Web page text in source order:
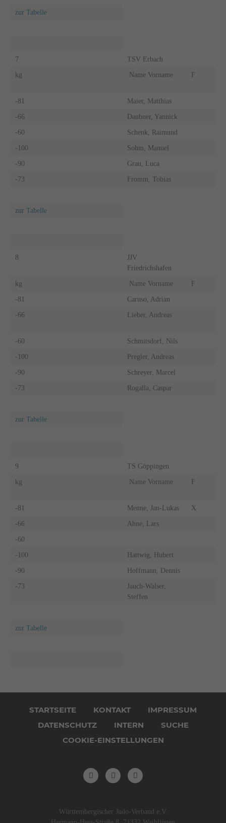
zur Tabelle
7 TSV Erbach
kg Name Vorname F
-81 Maier, Matthias
-66 Daubner, Yannick
-60 Schenk, Raimund
-100 Sohm, Manuel
-90 Grau, Luca
-73 Fromm, Tobias
zur Tabelle
8
JJV
Friedrichshafen
kg Name Vorname F
-81 Caruso, Adrian
-66 Lieber, Andreas
-60 Schmitsdorf, Nils
-100 Pregler, Andreas
-90 Schreyer, Marcel
-73 Rogalla, Caspar
zur Tabelle
9 TS Göppingen
kg Name Vorname F
-81 Menne, Jan-Lukas X
-66 Ahne, Lars
-60
-100 Hattwig, Hubert
-90 Hoffmann, Dennis
-73
Jauch-Walser,
Steffen
zur Tabelle
überspringenSTARTSEITE KONTAKT
IMPRESSUM
DATENSCHUTZ
INTERN
SUCHE
COOKIE-EINSTELLUNGEN
Württembergischer Judo-Verband e.V.